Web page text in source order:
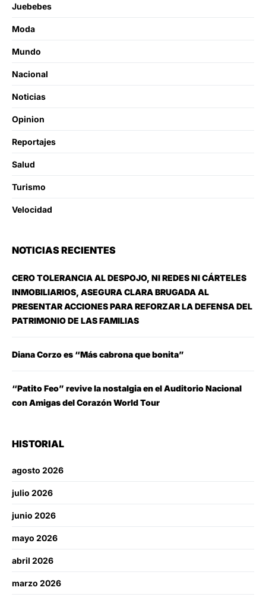
Juebebes
Moda
Mundo
Nacional
Noticias
Opinion
Reportajes
Salud
Turismo
Velocidad
NOTICIAS RECIENTES
CERO TOLERANCIA AL DESPOJO, NI REDES NI CÁRTELES
INMOBILIARIOS, ASEGURA CLARA BRUGADA AL
PRESENTAR ACCIONES PARA REFORZAR LA DEFENSA DEL
PATRIMONIO DE LAS FAMILIAS
Diana Corzo es “Más cabrona que bonita”
“Patito Feo” revive la nostalgia en el Auditorio Nacional
con Amigas del Corazón World Tour
HISTORIAL
agosto 2026
julio 2026
junio 2026
mayo 2026
abril 2026
marzo 2026